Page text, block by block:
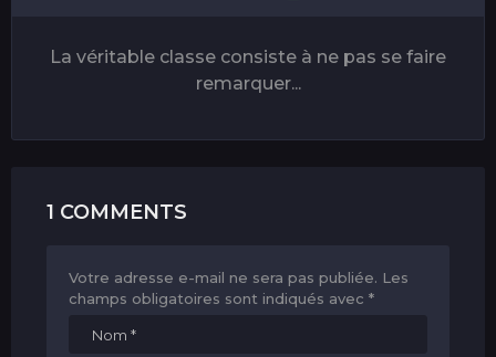
La véritable classe consiste à ne pas se faire
remarquer...
1 COMMENTS
Votre adresse e-mail ne sera pas publiée. Les
champs obligatoires sont indiqués avec *